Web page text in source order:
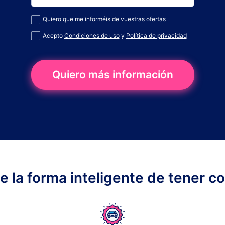
Quiero que me informéis de vuestras ofertas
Acepto Condiciones de usoy Política de privacidad
Quiero más información
la forma inteligente de tener